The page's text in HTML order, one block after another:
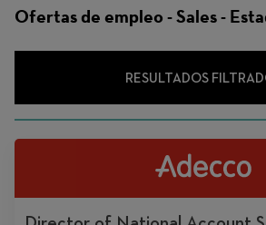
Ofertas de empleo - Sales -
RESULTADOS